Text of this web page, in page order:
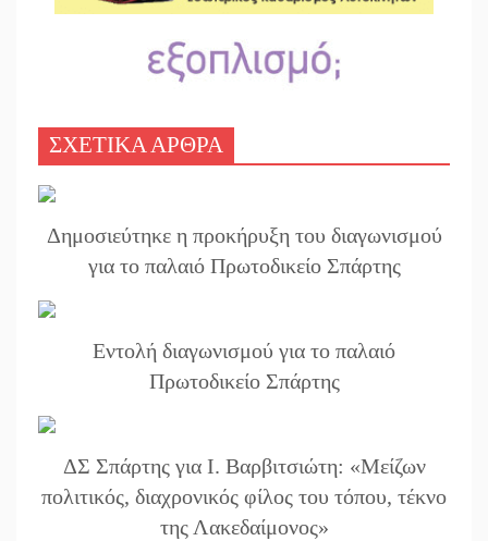
ΣΧΕΤΙΚΑ ΑΡΘΡΑ
Δημοσιεύτηκε η προκήρυξη του διαγωνισμού
για το παλαιό Πρωτοδικείο Σπάρτης
Εντολή διαγωνισμού για το παλαιό
Πρωτοδικείο Σπάρτης
ΔΣ Σπάρτης για Ι. Βαρβιτσιώτη: «Μείζων
πολιτικός, διαχρονικός φίλος του τόπου, τέκνο
της Λακεδαίμονος»